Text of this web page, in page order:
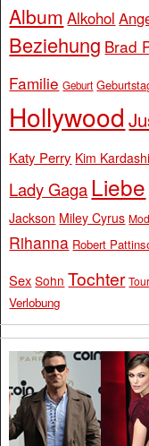
Album Alkohol
Beziehung Brad
Familie Geburt
Hollywood
Katy Perry Kim
Lady Gaga Liebe
Jackson Miley Cyrus
Rihanna Robert
Sex Sohn Tochter
Verlobung